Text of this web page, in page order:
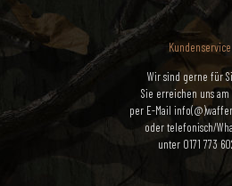
Kundenservice
Wir sind gerne für
Sie erreichen uns am
per E-Mail
oder telefonisch/
unter 0171 773